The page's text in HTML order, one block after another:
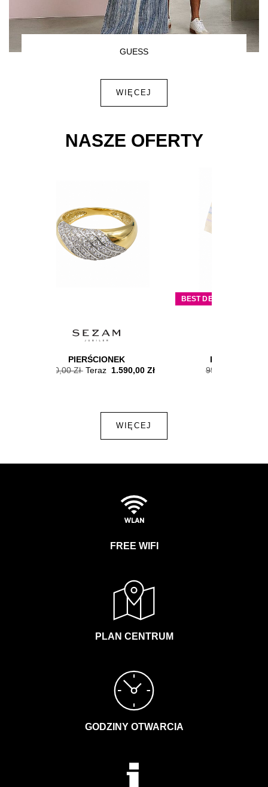
GUESS
WIĘCEJ
NASZE OFERTY
PIERŚCIONEK
2.350,00 ZłTeraz 1.590,00 Zł
BEST DEAL
KOSZULKA
99,90 Zł
WIĘCEJ
FREE WIFI
PLAN CENTRUM
GODZINY OTWARCIA